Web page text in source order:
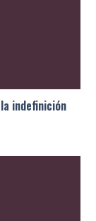
indefinición